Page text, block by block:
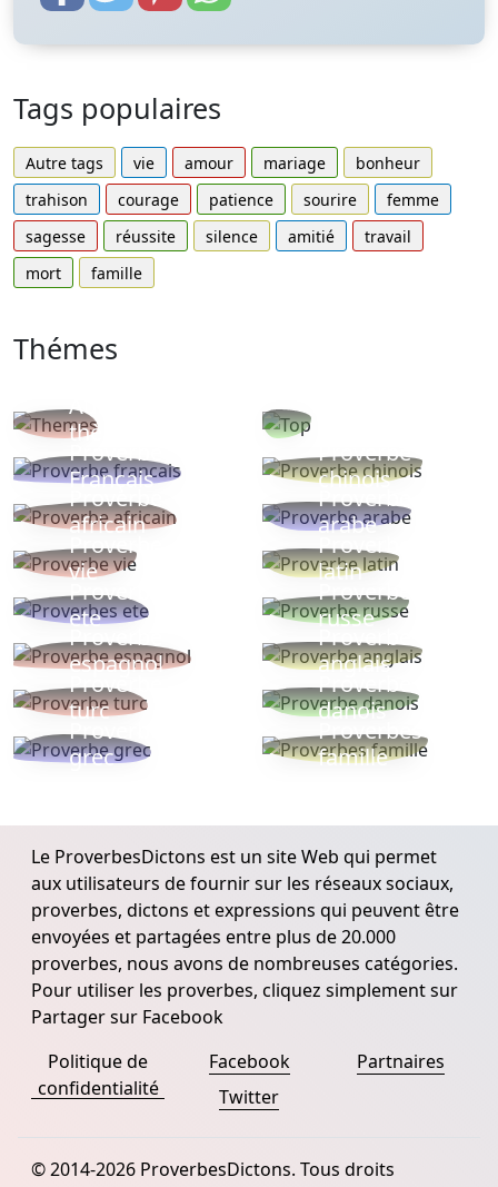
Tags populaires
Autre tags vie amour mariage
bonheur
trahison
courage patience sourire
femme
sagesse
réussite silence amitié
travail
mort
famille
Thémes
Autres
thèmes
Proverbe
Français
Proverbe
chinois
Proverbe
africain
Proverbe
arabe
Proverbe
vie
Proverbe
latin
Proverbes
ete
Proverbe
russe
Proverbe
espagnol
Proverbe
anglais
Proverbe
turc
Proverbe
danois
Proverbe
grec
Proverbes
famille
Le ProverbesDictons est un site Web qui permet
aux utilisateurs de fournir sur les réseaux sociaux,
proverbes, dictons et expressions qui peuvent être
envoyées et partagées entre plus de 20.000
proverbes, nous avons de nombreuses catégories.
Pour utiliser les proverbes, cliquez simplement sur
Partager sur Facebook
Politique de
confidentialité
Facebook
Twitter
Partnaires
© 2014-2026 ProverbesDictons. Tous droits